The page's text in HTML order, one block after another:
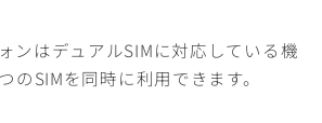
ンはデュアルSIMに対応している機
のSIMを同時に利用できます。